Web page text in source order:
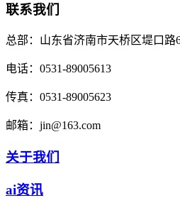
联系我们
总部： 山东省济南市天桥区堤口路
电话： 0531-89005613
传真： 0531-89005623
邮箱： jin@163.com
关于我们
ai资讯